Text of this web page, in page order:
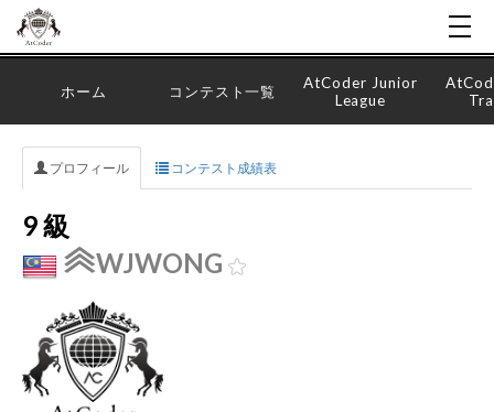
ホーム コンテスト一覧
AtCoder Junior
League
プロフィール コンテスト成績表
9 級
WJWONG